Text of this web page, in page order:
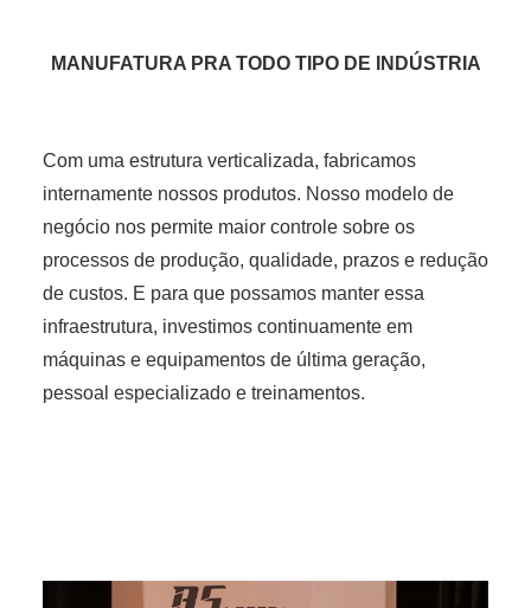
MANUFATURA PRA TODO TIPO DE INDÚSTRIA
Com uma estrutura verticalizada, fabricamos
internamente nossos produtos. Nosso modelo de
negócio nos permite maior controle sobre os
processos de produção, qualidade, prazos e redução
de custos. E para que possamos manter essa
infraestrutura, investimos continuamente em
máquinas e equipamentos de última geração,
pessoal especializado e treinamentos.